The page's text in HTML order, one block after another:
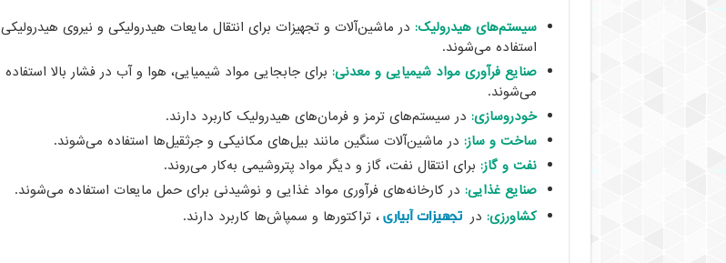
سیستم‌های هیدرولیک: در ماشین‌آلات و تجهیزات برای انتقال مایعات هیدرولیکی و نیروی هیدرولیکی
استفاده می‌شوند.
صنایع فرآوری مواد شیمیایی و معدنی: برای جابجایی مواد شیمیایی، هوا و آب در فشار بالا استفاده
می‌شوند.
خودروسازی: در سیستم‌های ترمز و فرمان‌های هیدرولیک کاربرد دارند.
ساخت و ساز: در ماشین‌آلات سنگین مانند بیل‌های مکانیکی و جرثقیل‌ها استفاده می‌شوند.
نفت و گاز: برای انتقال نفت، گاز و دیگر مواد پتروشیمی به‌کار می‌روند.
صنایع غذایی: در کارخانه‌های فرآوری مواد غذایی و نوشیدنی برای حمل مایعات استفاده می‌شوند.
کشاورزی: در تجهیزات آبیاری، تراکتورها و سمپاش‌ها کاربرد دارند.